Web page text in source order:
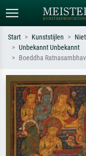
Standaard
Monet, Sterrennacht,
Hokusai-golf, naakt.
Start Kunststijlen
Unbekannt Unbekannt
Boeddha